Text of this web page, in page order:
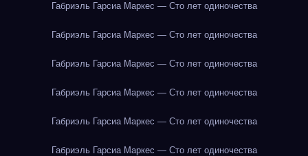
Габриэль Гарсиа Маркес — Сто лет одиночества
Габриэль Гарсиа Маркес — Сто лет одиночества
Габриэль Гарсиа Маркес — Сто лет одиночества
Габриэль Гарсиа Маркес — Сто лет одиночества
Габриэль Гарсиа Маркес — Сто лет одиночества
Габриэль Гарсиа Маркес — Сто лет одиночества